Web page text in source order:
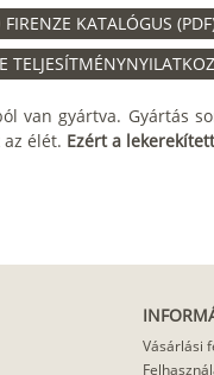
FIRENZE KATALÓGUS
van gyártva. Gyártás
élét. Ezért a
Vásárlási